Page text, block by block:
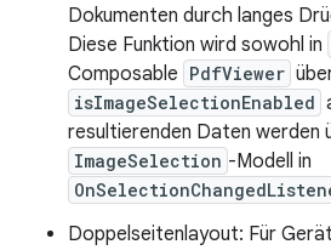
Dokumenten durch langes
Diese Funktion wird sowohl in
Composable PdfViewer
isImageSelectionEnabled
resultierenden Daten werden
ImageSelection -Modell in
Doppelseitenlayout: Für